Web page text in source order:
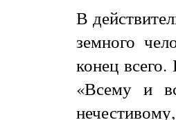
В
земного
конец
«Всему и